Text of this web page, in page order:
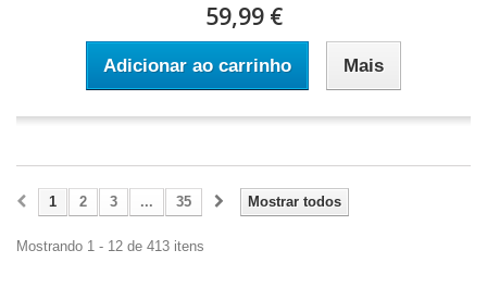
59,99 €
Adicionar ao carrinho Mais
Mostrar todos
1 2 3 ... 35
Mostrando 1 - 12 de 413 itens